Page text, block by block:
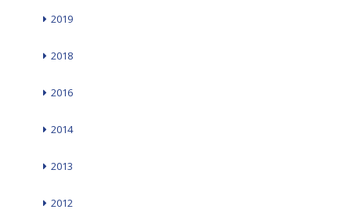
2019
2018
2016
2014
2013
2012